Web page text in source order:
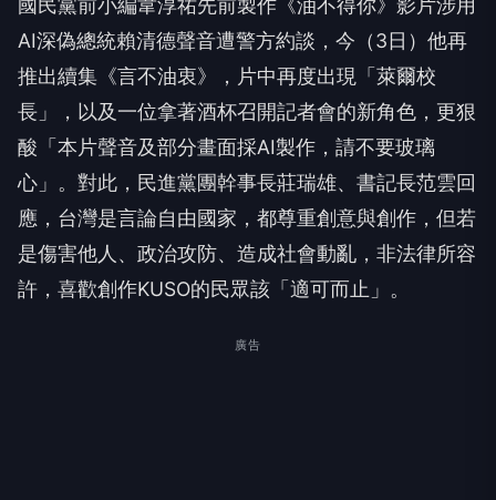
國民黨前小編韋淳祐先前製作《油不得你》影片涉用
AI深偽總統賴清德聲音遭警方約談，今（3日）他再
推出續集《言不油衷》，片中再度出現「萊爾校
長」，以及一位拿著酒杯召開記者會的新角色，更狠
酸「本片聲音及部分畫面採AI製作，請不要玻璃
心」。對此，民進黨團幹事長莊瑞雄、書記長范雲回
應，台灣是言論自由國家，都尊重創意與創作，但若
是傷害他人、政治攻防、造成社會動亂，非法律所容
許，喜歡創作KUSO的民眾該「適可而止」。
廣告